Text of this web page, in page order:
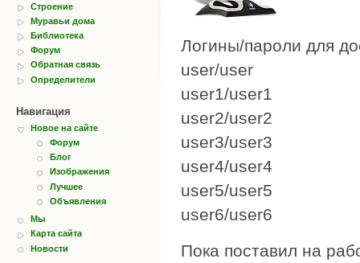
Строение
Муравьи дома
Библиотека
Форум
Обратная связь
Определители
Навигация
Новое на сайте
Форум
Блог
Изображения
Лучшее
Объявления
Мы
Карта сайта
Новости
Логины/пароли для
user/user
user1/user1
user2/user2
user3/user3
user4/user4
user5/user5
user6/user6
Пока поставил на